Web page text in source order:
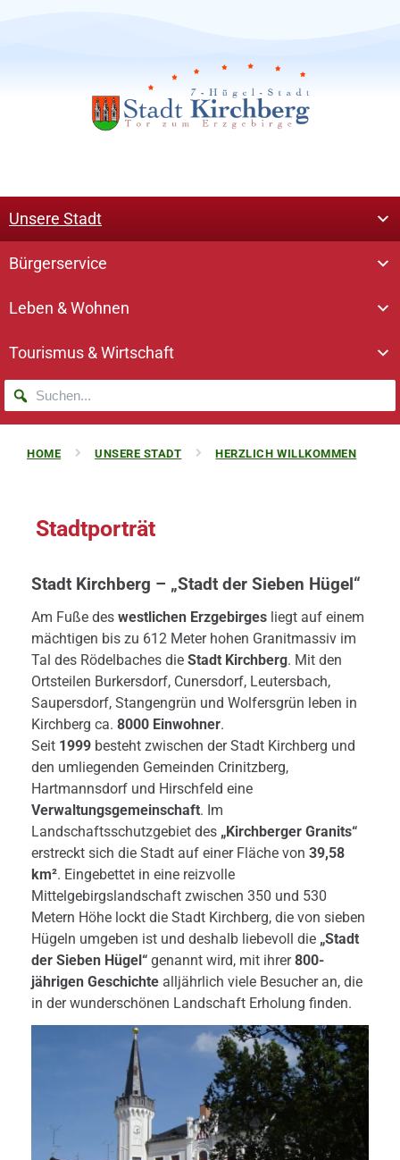
Unsere Stadt
Bürgerservice
Leben & Wohnen
Tourismus & Wirtschaft
HOME UNSERE STADT HERZLICH WILLKOMMEN
Stadtporträt
Stadt Kirchberg – „Stadt der Sieben Hügel“
Am Fuße des westlichen Erzgebirges liegt auf einem
mächtigen bis zu 612 Meter hohen Granitmassiv im
Tal des Rödelbaches die Stadt Kirchberg. Mit den
Ortsteilen Burkersdorf, Cunersdorf, Leutersbach,
Saupersdorf, Stangengrün und Wolfersgrün leben in
Kirchberg ca. 8000 Einwohner.
Seit 1999 besteht zwischen der Stadt Kirchberg und
den umliegenden Gemeinden Crinitzberg,
Hartmannsdorf und Hirschfeld eine
Verwaltungsgemeinschaft. Im
Landschaftsschutzgebiet des „Kirchberger Granits“
erstreckt sich die Stadt auf einer Fläche von 39,58
km². Eingebettet in eine reizvolle
Mittelgebirgslandschaft zwischen 350 und 530
Metern Höhe lockt die Stadt Kirchberg, die von sieben
Hügeln umgeben ist und deshalb liebevoll die „Stadt
der Sieben Hügel“ genannt wird, mit ihrer800-
jährigen Geschichte alljährlich viele Besucher an, die
in der wunderschönen Landschaft Erholung finden.